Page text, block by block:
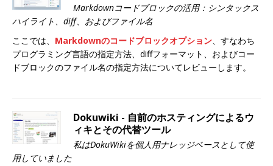
Markdownコードブロックの活用：シンタックス
ハイライト、diff、およびファイル名
ここでは、 Markdownのコードブロックオプション、すなわち
プログラミング言語の指定方法、diffフォーマット、およびコー
ドブロックのファイル名の指定方法についてレビューします。
Dokuwiki - 自前のホスティングによるウ
ィキとその代替ツール
私はDokuWikiを個人用ナレッジベースとして使
用していました